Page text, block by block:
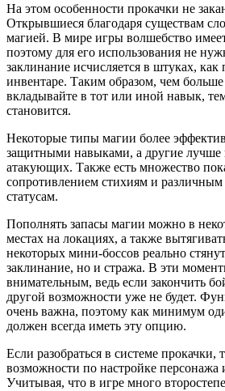
На этом особенности прокачки не
Открывшиеся благодаря существам
магией. В мире игры волшебство
поэтому для его использования не
заклинание исчисляется в штуках,
инвентаре. Таким образом, чем
вкладывайте в тот или иной навык,
становится.
Некоторые типы магии более
защитными навыками, а другие лучше
атакующих. Также есть множество
сопротивлением стихиям и
статусам.
Пополнять запасы магии можно в
местах на локациях, а также
некоторых мини-боссов реально
заклинание, но и стража. В эти
внимательным, ведь если закончить
другой возможности уже не будет.
очень важна, поэтому как минимум
должен всегда иметь эту опцию.
Если разобраться в системе прокачки,
возможности по настройке персонажа
Учитывая, что в игре много